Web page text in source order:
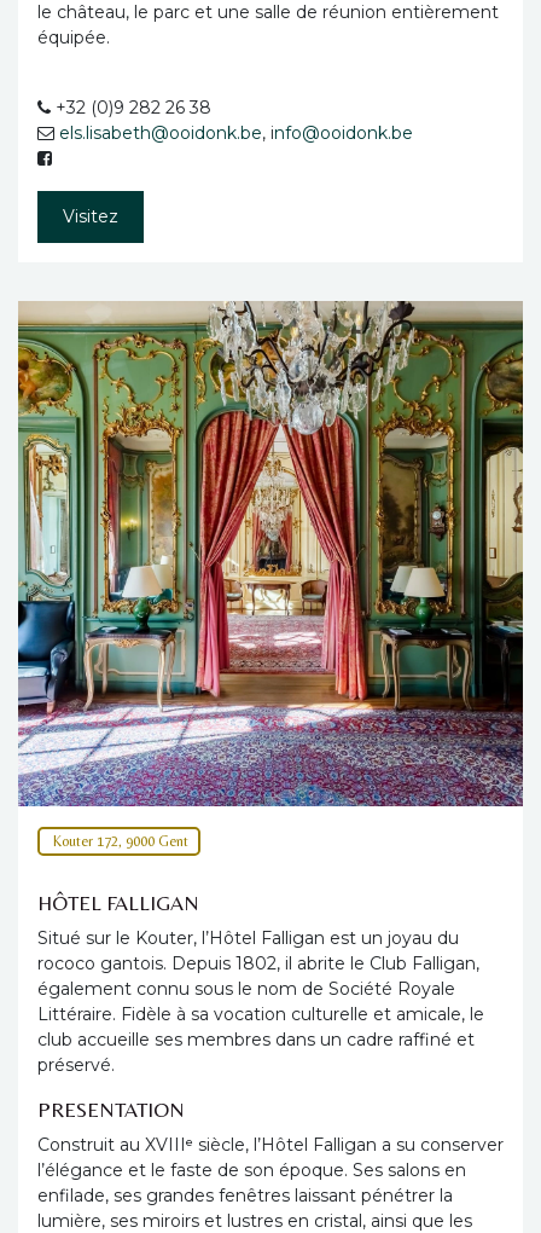
le château, le parc et une salle de réunion entièrement
équipée.
+32 (0)9 282 26 38
els.lisabeth@ooidonk.be, info@ooidonk.be
Visitez
Kouter 172, 9000 Gent
HÔTEL FALLIGAN
Situé sur le Kouter, l’Hôtel Falligan est un joyau du
rococo gantois. Depuis 1802, il abrite le Club Falligan,
également connu sous le nom de Société Royale
Littéraire. Fidèle à sa vocation culturelle et amicale, le
club accueille ses membres dans un cadre raffiné et
préservé.
PRESENTATION
Construit au XVIIIᵉ siècle, l’Hôtel Falligan a su conserver
l’élégance et le faste de son époque. Ses salons en
enfilade, ses grandes fenêtres laissant pénétrer la
lumière, ses miroirs et lustres en cristal, ainsi que les